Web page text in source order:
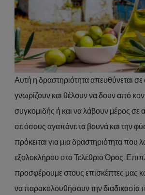
Αυτή η δραστηριότητα απευθύνεται
γνωρίζουν και θέλουν να δουν από
συγκομιδής ή και να λάβουν μέρος σε
σε όσους αγαπάνε τα βουνά και την
πρόκειται για μια δραστηριότητα που
εξολοκλήρου στο Τελέθριο Όρος.
προσφέρουμε στους επισκέπτες μας
να παρακολουθήσουν την διαδικασία